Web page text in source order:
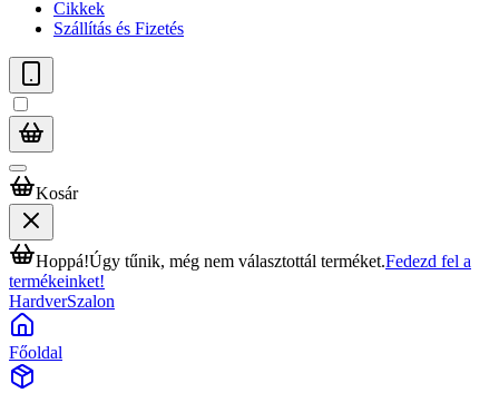
Cikkek
Szállítás és Fizetés
Kosár
Hoppá!Úgy tűnik, még nem választottál terméket.Fedezd fel a
termékeinket!
HardverSzalon
Főoldal